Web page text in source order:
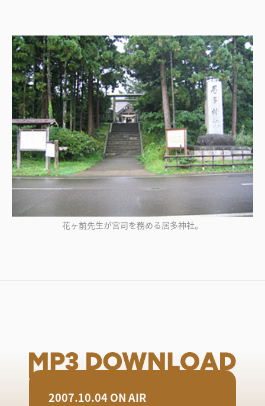
花ヶ前先生が宮司を務める居多神社。
2007.10.04 ON AIR